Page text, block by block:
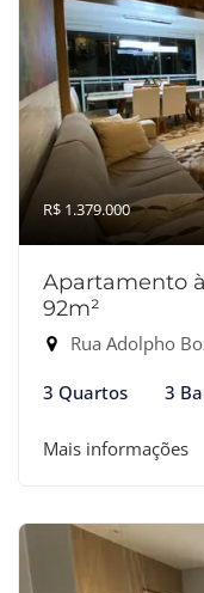
R$ 1.379.000
Apartamento
92m²
Rua Adolpho
3 Quartos 3
Mais informações